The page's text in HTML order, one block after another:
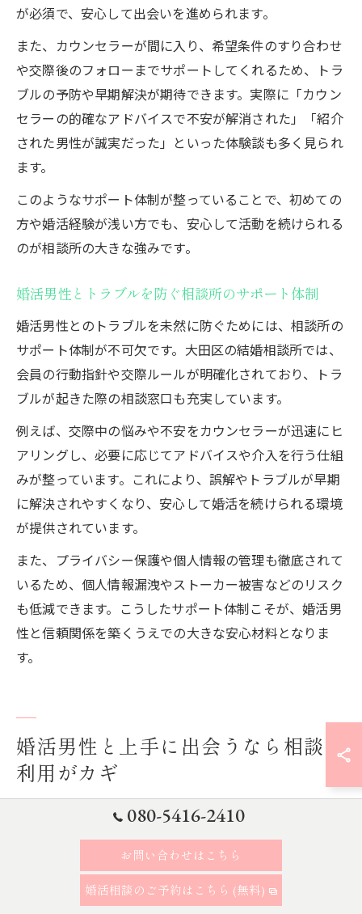
が必須で、安心して出会いを進められます。
また、カウンセラーが間に入り、希望条件のすり合わせ
や交際後のフォローまでサポートしてくれるため、トラ
ブルの予防や早期解決が期待できます。実際に「カウン
セラーの的確なアドバイスで不安が解消された」「紹介
された男性が誠実だった」といった体験談も多く見られ
ます。
このようなサポート体制が整っていることで、初めての
方や婚活経験が浅い方でも、安心して活動を続けられる
のが相談所の大きな強みです。
婚活男性とトラブルを防ぐ相談所のサポート体制
婚活男性とのトラブルを未然に防ぐためには、相談所の
サポート体制が不可欠です。大田区の結婚相談所では、
会員の行動指針や交際ルールが明確化されており、トラ
ブルが起きた際の相談窓口も充実しています。
例えば、交際中の悩みや不安をカウンセラーが迅速にヒ
アリングし、必要に応じてアドバイスや介入を行う仕組
みが整っています。これにより、誤解やトラブルが早期
に解決されやすくなり、安心して婚活を続けられる環境
が提供されています。
また、プライバシー保護や個人情報の管理も徹底されて
いるため、個人情報漏洩やストーカー被害などのリスク
も低減できます。こうしたサポート体制こそが、婚活男
性と信頼関係を築くうえでの大きな安心材料となりま
す。
婚活男性と上手に出会うなら相談所
利用がカギ
婚活男性と出会うには相談所利用が最適な理由
東京都大田区蒲田で婚活男性と安心して出会うために
は、結婚相談所の利用が最適な選択肢です。なぜなら、
相談所では身元がしっかり確認された男性のみが登録し
080-5416-2410
お問い合わせはこちら
婚活相談のご予約はこちら (無料)